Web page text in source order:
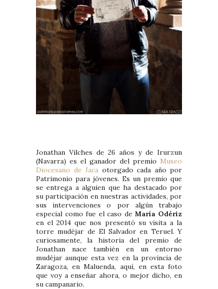
Jonathan Vilches de 26 años y de Irurzun
(Navarra) es el ganador del premio Museo
Diocesano de Jaca otorgado cada año por
Patrimonio para jóvenes. Es un premio que
se entrega a alguien que ha destacado por
su participación en nuestras actividades, por
sus intervenciones o por algún trabajo
especial como fue el caso deMaría Odériz
en el 2014 que nos presentó su visita a la
torre mudéjar de El Salvador en Teruel. Y
curiosamente, la historia del premio de
Jonathan nace también en un entorno
mudéjar aunque esta vez en la provincia de
Zaragoza, en Maluenda, aquí, en esta foto
que voy a enseñar ahora, o mejor dicho, en
su campanario.